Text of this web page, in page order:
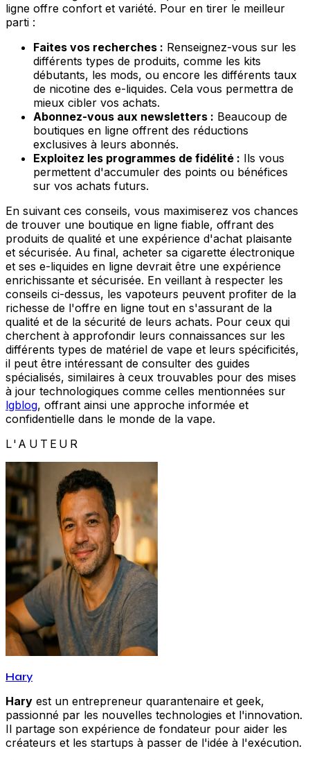
ligne offre confort et variété. Pour en tirer le meilleur
parti :
Faites vos recherches : Renseignez-vous sur les
différents types de produits, comme les kits
débutants, les mods, ou encore les différents taux
de nicotine des e-liquides. Cela vous permettra de
mieux cibler vos achats.
Abonnez-vous aux newsletters : Beaucoup de
boutiques en ligne offrent des réductions
exclusives à leurs abonnés.
Exploitez les programmes de fidélité : Ils vous
permettent d'accumuler des points ou bénéfices
sur vos achats futurs.
En suivant ces conseils, vous maximiserez vos chances
de trouver une boutique en ligne fiable, offrant des
produits de qualité et une expérience d'achat plaisante
et sécurisée. Au final, acheter sa cigarette électronique
et ses e-liquides en ligne devrait être une expérience
enrichissante et sécurisée. En veillant à respecter les
conseils ci-dessus, les vapoteurs peuvent profiter de la
richesse de l'offre en ligne tout en s'assurant de la
qualité et de la sécurité de leurs achats. Pour ceux qui
cherchent à approfondir leurs connaissances sur les
différents types de matériel de vape et leurs spécificités,
il peut être intéressant de consulter des guides
spécialisés, similaires à ceux trouvables pour des mises
à jour technologiques comme celles mentionnées sur
lgblog, offrant ainsi une approche informée et
confidentielle dans le monde de la vape.
L'AUTEUR
Hary
Hary est un entrepreneur quarantenaire et geek,
passionné par les nouvelles technologies et l'innovation.
Il partage son expérience de fondateur pour aider les
créateurs et les startups à passer de l'idée à l'exécution.